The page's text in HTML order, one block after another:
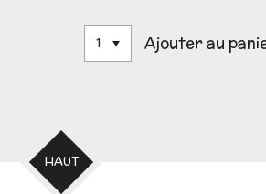
Ajouter au
HAUT